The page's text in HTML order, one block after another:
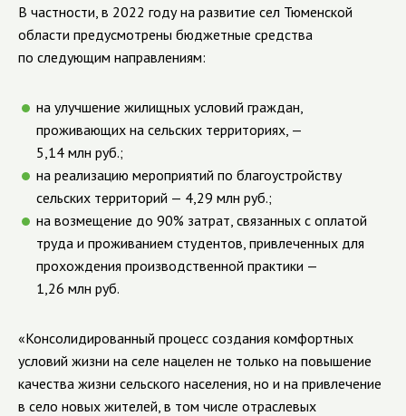
В частности, в 2022 году на развитие сел Тюменской
области предусмотрены бюджетные средства
по следующим направлениям:
на улучшение жилищных условий граждан,
проживающих на сельских территориях, —
5,14 млн руб.;
на реализацию мероприятий по благоустройству
сельских территорий — 4,29 млн руб.;
на возмещение до 90% затрат, связанных с оплатой
труда и проживанием студентов, привлеченных для
прохождения производственной практики —
1,26 млн руб.
«Консолидированный процесс создания комфортных
условий жизни на селе нацелен не только на повышение
качества жизни сельского населения, но и на привлечение
в село новых жителей, в том числе отраслевых